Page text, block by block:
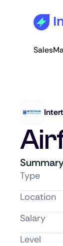
Sales
Type
Location
Salary
Level